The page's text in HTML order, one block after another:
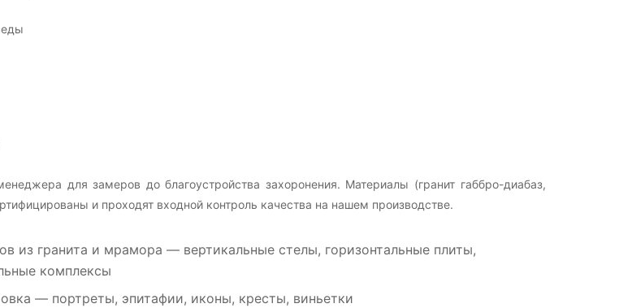
для замеров до благоустройства захоронения. Материалы (гранит габбро-диабаз,
и проходят входной контроль качества на нашем производстве.
из гранита и мрамора — вертикальные стелы, горизонтальные плиты,
комплексы
— портреты, эпитафии, иконы, кресты, виньетки